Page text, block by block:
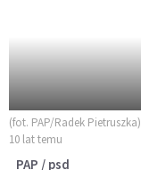
(fot. PAP/Radek Pietruszka)
10 lat temu
PAP / psd